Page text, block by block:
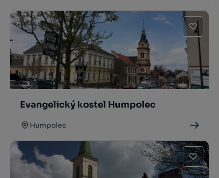
Evangelický kostel Humpolec
Humpolec